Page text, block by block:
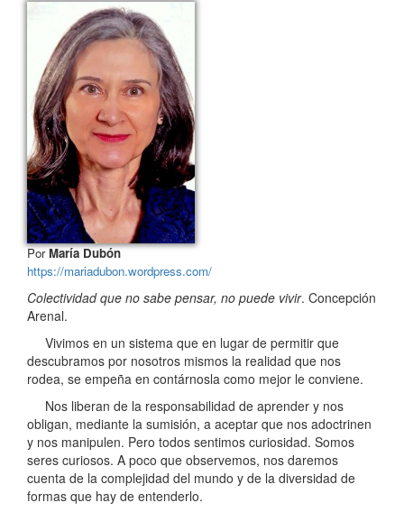
PorMaría Dubón
https://mariadubon.wordpress.com/
Colectividad que no sabe pensar, no puede vivir. Concepción
Arenal.
Vivimos en un sistema que en lugar de permitir que
descubramos por nosotros mismos la realidad que nos
rodea, se empeña en contárnosla como mejor le conviene.
Nos liberan de la responsabilidad de aprender y nos
obligan, mediante la sumisión, a aceptar que nos adoctrinen
y nos manipulen. Pero todos sentimos curiosidad. Somos
seres curiosos. A poco que observemos, nos daremos
cuenta de la complejidad del mundo y de la diversidad de
formas que hay de entenderlo.